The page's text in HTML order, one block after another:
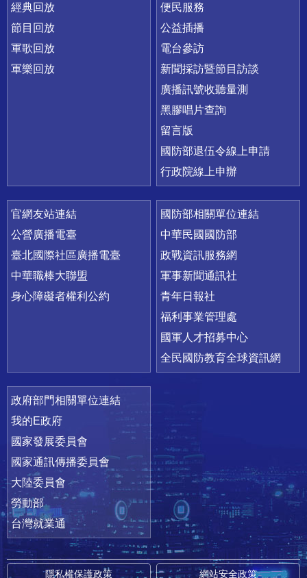
經典回放
節目回放
軍歌回放
軍樂回放
便民服務
公益插播
電台參訪
新聞採訪暨節目訪談
廣播訊號收聽量測
黑膠唱片查詢
留言版
國防部退伍令線上申請
行政院線上申辦
官網友站連結
公營廣播電臺
臺北國際社區廣播電臺
中華職棒大聯盟
身心障礙者權利公約
國防部相關單位連結
中華民國國防部
政戰資訊服務網
軍事新聞通訊社
青年日報社
福利事業管理處
國軍人才招募中心
全民國防教育全球資訊網
政府部門相關單位連結
我的E政府
國家發展委員會
國家通訊傳播委員會
大陸委員會
勞動部
台灣就業通
隱私權保護政策 網站安全政策